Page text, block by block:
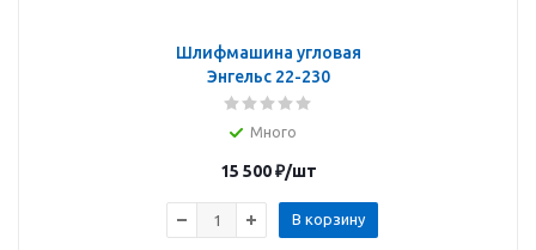
Шлифмашина угловая
Энгельс 22-230
Много
15 500₽/шт
В корзину